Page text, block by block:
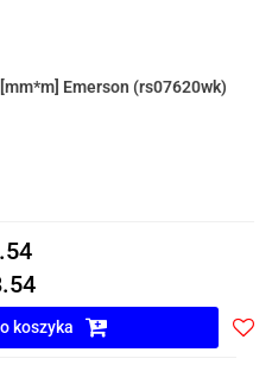
Emerson (rs07620wk)
koszyka